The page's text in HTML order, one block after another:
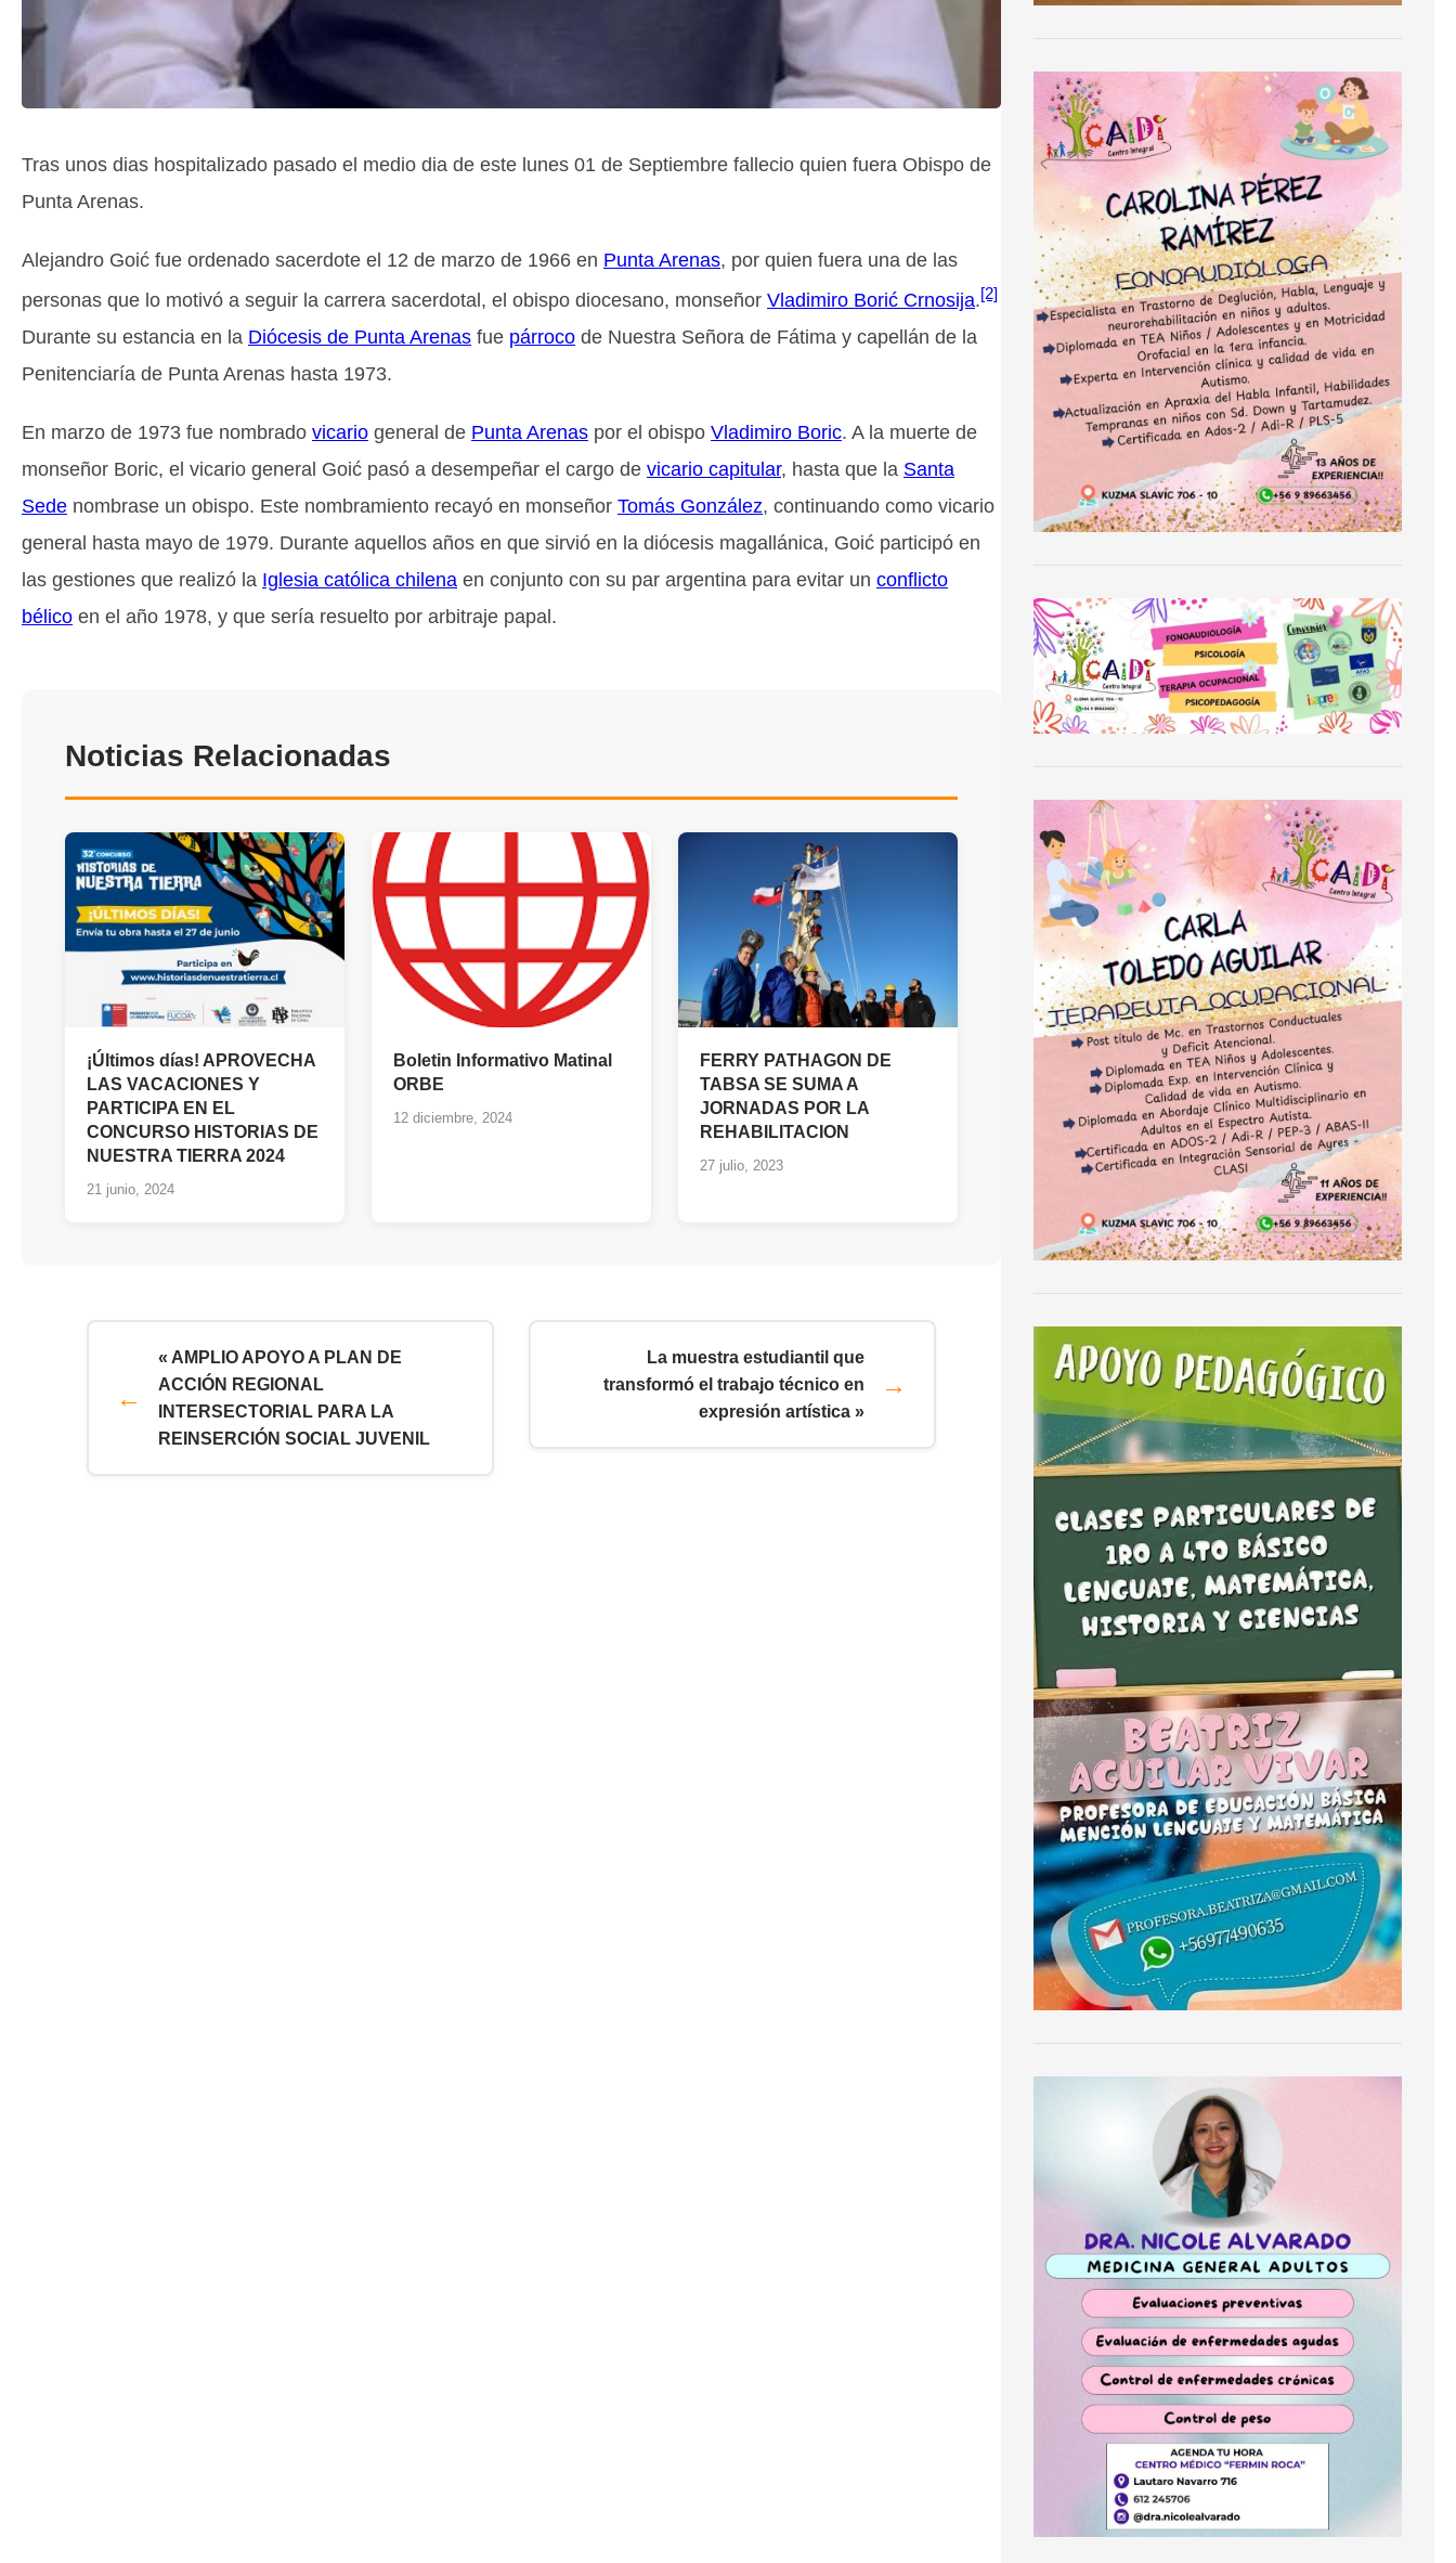
Tras unos dias hospitalizado pasado el medio dia de este lunes 01 de Septiembre fallecio quien fuera Obispo de
Punta Arenas.
Alejandro Goić fue ordenado sacerdote el 12 de marzo de 1966 en Punta Arenas, por quien fuera una de las
personas que lo motivó a seguir la carrera sacerdotal, el obispo diocesano, monseñor Vladimiro Borić Crnosija.[2]
Durante su estancia en la Diócesis de Punta Arenas fue párroco de Nuestra Señora de Fátima y capellán de la
Penitenciaría de Punta Arenas hasta 1973.
En marzo de 1973 fue nombrado vicario general de Punta Arenas por el obispo Vladimiro Boric. A la muerte de
monseñor Boric, el vicario general Goić pasó a desempeñar el cargo de vicario capitular, hasta que la Santa
Sede nombrase un obispo. Este nombramiento recayó en monseñor Tomás González, continuando como vicario
general hasta mayo de 1979. Durante aquellos años en que sirvió en la diócesis magallánica, Goić participó en
las gestiones que realizó la Iglesia católica chilena en conjunto con su par argentina para evitar un conflicto
bélico en el año 1978, y que sería resuelto por arbitraje papal.
Noticias Relacionadas
¡Últimos días! APROVECHA
LAS VACACIONES Y
PARTICIPA EN EL
CONCURSO HISTORIAS DE
NUESTRA TIERRA 2024
21 junio, 2024
Boletin Informativo Matinal
ORBE
12 diciembre, 2024
FERRY PATHAGON DE
TABSA SE SUMA A
JORNADAS POR LA
REHABILITACION
27 julio, 2023
« AMPLIO APOYO A PLAN DE
ACCIÓN REGIONAL
INTERSECTORIAL PARA LA
REINSERCIÓN SOCIAL JUVENIL
La muestra estudiantil que
transformó el trabajo técnico en
expresión artística »